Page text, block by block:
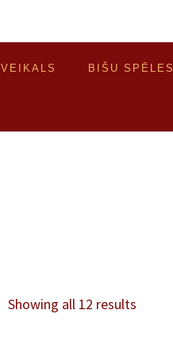
VEIKALS BIŠU SPĒLES
Showing all 12 results